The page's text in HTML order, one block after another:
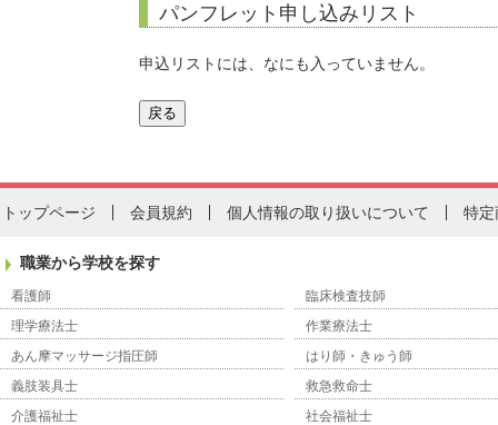
パンフレット申し込みリスト
申込リストには、なにも入っていません。
トップページ 会員規約 個人情報の取り扱いについて 特定
職業から学校を探す
看護師
臨床検査技師
理学療法士
作業療法士
あん摩マッサージ指圧師
はり師・きゅう師
義肢装具士
救急救命士
介護福祉士
社会福祉士